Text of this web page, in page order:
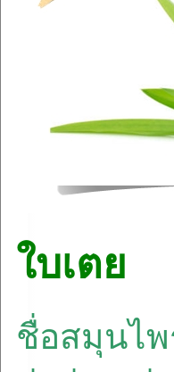
ใบเตย
ชื่อสมุนไพ